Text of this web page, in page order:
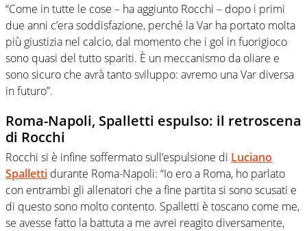
“Come in tutte le cose – ha aggiunto Rocchi – dopo i primi
due anni c’era soddisfazione, perché la Var ha portato molta
più giustizia nel calcio, dal momento che i gol in fuorigioco
sono quasi del tutto spariti. È un meccanismo da oliare e
sono sicuro che avrà tanto sviluppo: avremo una Var diversa
in futuro”.
Roma-Napoli, Spalletti espulso: il retroscena
di Rocchi
Rocchi si è infine soffermato sull’espulsione di Luciano
Spalletti durante Roma-Napoli: “Io ero a Roma, ho parlato
con entrambi gli allenatori che a fine partita si sono scusati e
di questo sono molto contento. Spalletti è toscano come me,
se avesse fatto la battuta a me avrei reagito diversamente,